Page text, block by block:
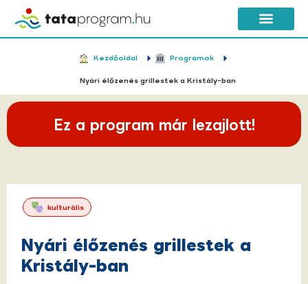
Kezdőoldal Programok
Nyári élőzenés grillestek a Kristály-ban
Ez a program már lezajlott!
kulturális
Nyári élőzenés grillestek a
Kristály-ban